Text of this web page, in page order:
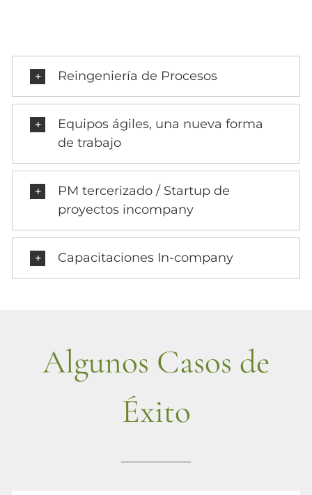
Reingeniería de Procesos
Equipos ágiles, una nueva forma
de trabajo
PM tercerizado / Startup de
proyectos incompany
Capacitaciones In-company
Algunos Casos de
Éxito